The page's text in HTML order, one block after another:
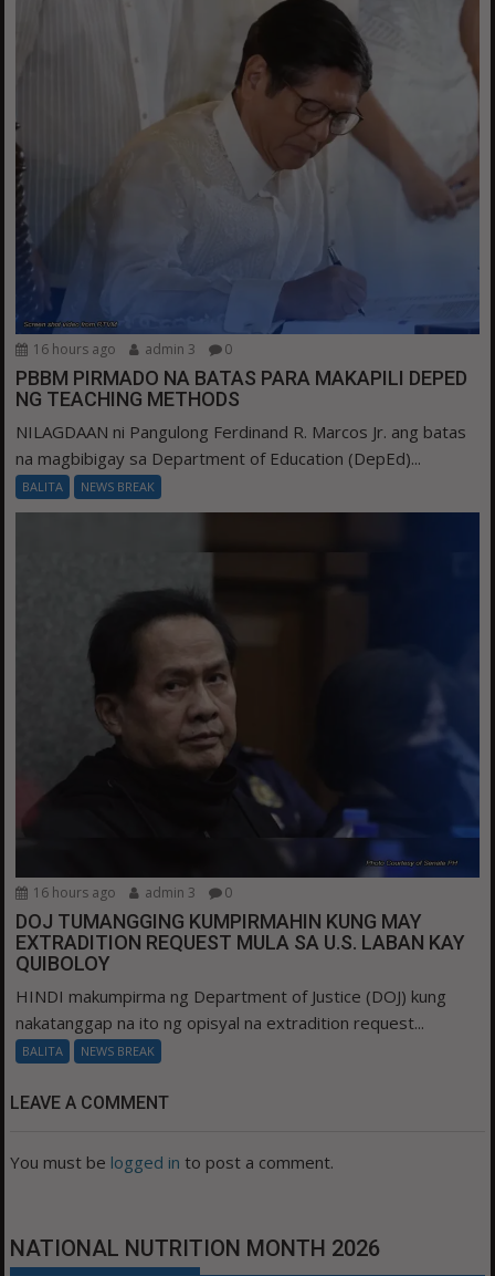
16 hours ago admin 3 0
PBBM PIRMADO NA BATAS PARA MAKAPILI DEPED
NG TEACHING METHODS
NILAGDAAN ni Pangulong Ferdinand R. Marcos Jr. ang batas
na magbibigay sa Department of Education (DepEd)...
BALITA NEWS BREAK
16 hours ago admin 3 0
DOJ TUMANGGING KUMPIRMAHIN KUNG MAY
EXTRADITION REQUEST MULA SA U.S. LABAN KAY
QUIBOLOY
HINDI makumpirma ng Department of Justice (DOJ) kung
nakatanggap na ito ng opisyal na extradition request...
BALITA NEWS BREAK
LEAVE A COMMENT
You must be logged in to post a comment.
NATIONAL NUTRITION MONTH 2026